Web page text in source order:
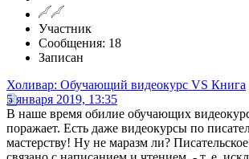
Участник
Сообщения: 18
Записан
Холивар: Обучающий видеокурс VS Книга
5 января 2019, 13:35
В наше время обилие обучающих
поражает. Есть даже видеокурсы по
мастерству! Ну не маразм ли?